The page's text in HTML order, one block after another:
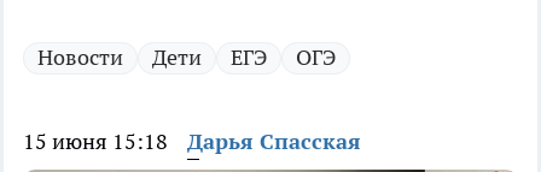
Новости Дети ЕГЭ ОГЭ
15 июня 15:18 Дарья Спасская